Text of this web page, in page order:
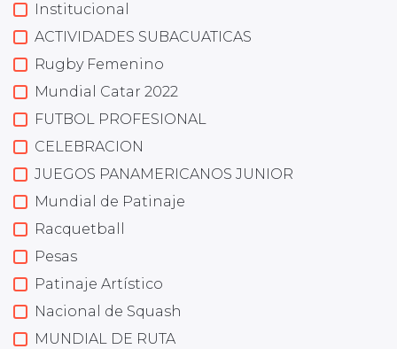
Institucional
ACTIVIDADES SUBACUATICAS
Rugby Femenino
Mundial Catar 2022
FUTBOL PROFESIONAL
CELEBRACION
JUEGOS PANAMERICANOS JUNIOR
Mundial de Patinaje
Racquetball
Pesas
Patinaje Artístico
Nacional de Squash
MUNDIAL DE RUTA